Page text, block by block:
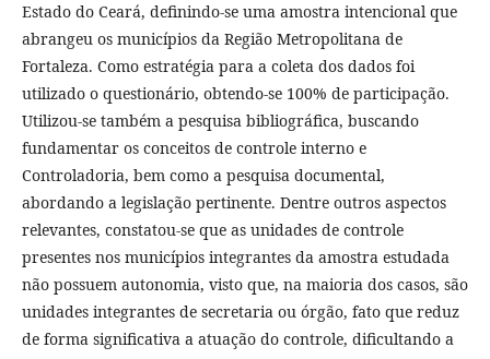
Estado do Ceará, definindo-se uma amostra intencional que
abrangeu os municípios da Região Metropolitana de
Fortaleza. Como estratégia para a coleta dos dados foi
utilizado o questionário, obtendo-se 100% de participação.
Utilizou-se também a pesquisa bibliográfica, buscando
fundamentar os conceitos de controle interno e
Controladoria, bem como a pesquisa documental,
abordando a legislação pertinente. Dentre outros aspectos
relevantes, constatou-se que as unidades de controle
presentes nos municípios integrantes da amostra estudada
não possuem autonomia, visto que, na maioria dos casos, são
unidades integrantes de secretaria ou órgão, fato que reduz
de forma significativa a atuação do controle, dificultando a